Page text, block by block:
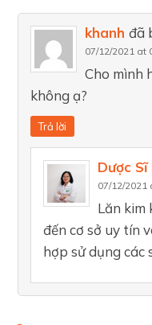
khanh đã
07/12/2021 at
Cho mình
không ạ?
Trả lời
Dược Sĩ
07/12/2021
Lăn kim
đến cơ sở uy tín
hợp sử dụng các